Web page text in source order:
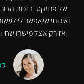
של פרויקט. בזכות
אז רק אצל מישהו שחי